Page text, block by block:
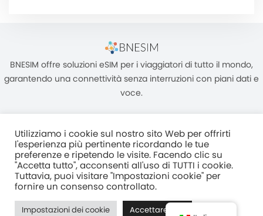
BNESIM offre soluzioni eSIM per i viaggiatori di tutto il mondo,
garantendo una connettività senza interruzioni con piani dati e
voce.
Unità C, 8/F, King Palace Plaza, NO:55 King Yip Street, Kwun Tong,
Kowloon, HONG KONG
2017–2025 BNESIM LIMITED Tutti i diritti riservati
Normativa Sulla Privacy Termini e condizioni Fair Use Policy
Utilizziamo i cookie sul nostro sito Web per offrirti
l'esperienza più pertinente ricordando le tue
preferenze e ripetendo le visite. Facendo clic su
"Accetta tutto", acconsenti all'uso di TUTTI i cookie.
Tuttavia, puoi visitare "Impostazioni cookie" per
fornire un consenso controllato.
Impostazioni dei cookie Accettare tutti